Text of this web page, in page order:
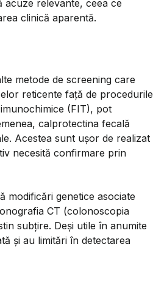
acuze relevante, ceea ce
clinică aparentă.
metode de screening care
reticente față de procedurile
(FIT), pot
calprotectina fecală
Acestea sunt ușor de realizat
necesită confirmare prin
modificări genetice asociate
CT (colonoscopia
subțire. Deși utile în anumite
și au limitări în detectarea